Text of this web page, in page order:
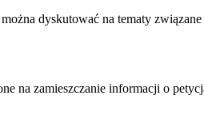
dyskutować na tematy
na zamieszczanie informacji o